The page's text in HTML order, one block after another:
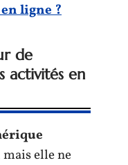
ligne ?
de
activités en
elle ne